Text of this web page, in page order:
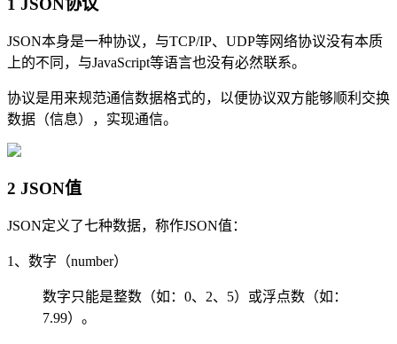
1 JSON协议
JSON本身是一种协议，与TCP/IP、UDP等网络协议没有本质
上的不同，与JavaScript等语言也没有必然联系。
协议是用来规范通信数据格式的，以便协议双方能够顺利交换
数据（信息），实现通信。
2 JSON值
JSON定义了七种数据，称作JSON值：
1、数字（number）
数字只能是整数（如：0、2、5）或浮点数（如：
7.99）。